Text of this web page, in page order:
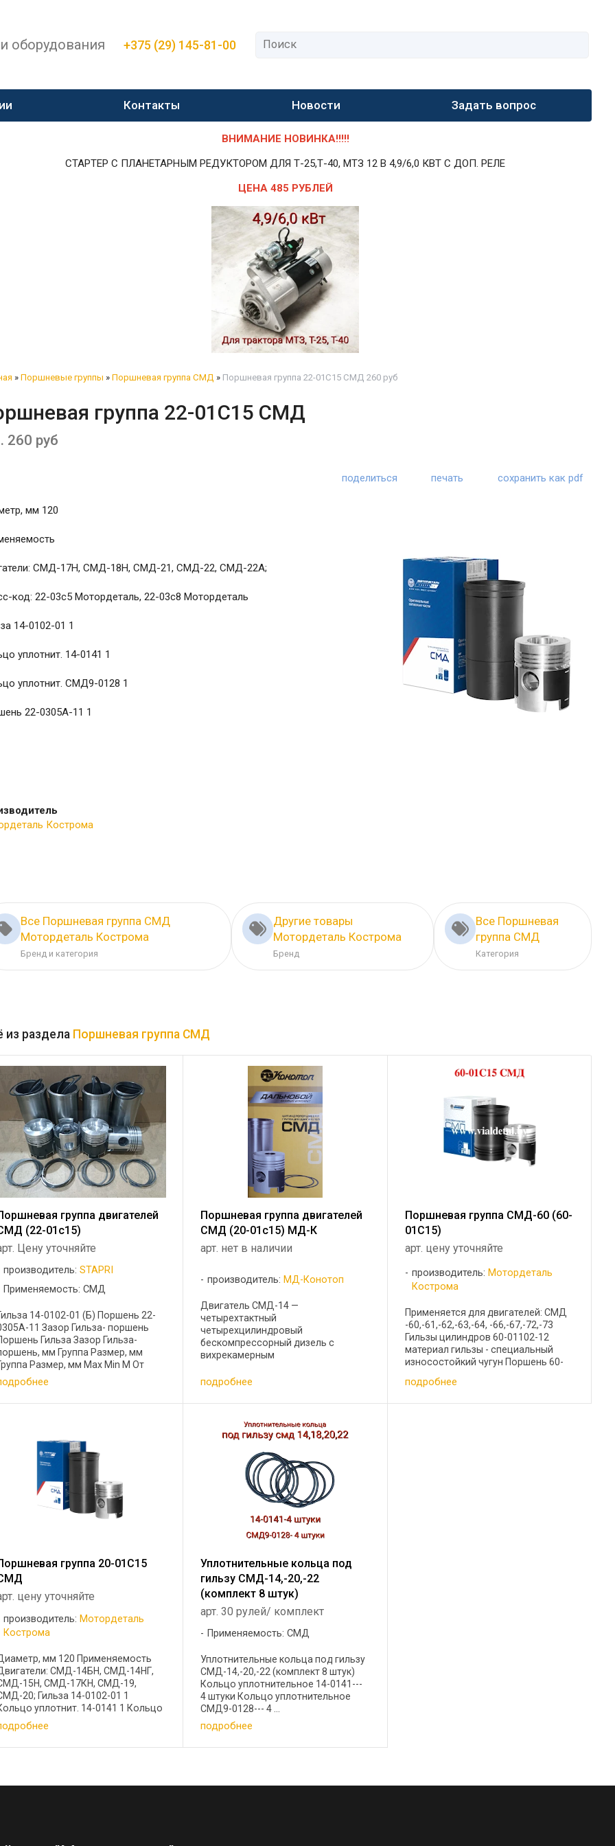
оборудования +375 (29) 145-81-00
Контакты Новости Задать вопрос
ВНИМАНИЕ НОВИНКА!!!!!
СТАРТЕР С ПЛАНЕТАРНЫМ РЕДУКТОРОМ ДЛЯ Т-25,Т-40, МТЗ 12 В 4,9/6,0 КВТ С ДОП. РЕЛЕ
ЦЕНА 485 РУБЛЕЙ
» Поршневые группы » Поршневая группа СМД » Поршневая группа 22-01С15 СМД 260 руб
группа 22-01С15 СМД
260 руб
поделиться печать сохранить как pdf
мм 120
СМД-17Н, СМД-18Н, СМД-21, СМД-22, СМД-22А;
код: 22-03с5 Мотордеталь, 22-03с8 Мотордеталь
14-0102-01 1
уплотнит. 14-0141 1
уплотнит. СМД9-0128 1
22-0305А-11 1
Кострома
Все Поршневая группа СМД
Мотордеталь Кострома
Бренд и категория
Другие товары
Мотордеталь Кострома
Бренд
Все Поршневая
группа СМД
Категория
из раздела Поршневая группа СМД
группа двигателей
(22-01с15)
Цену уточняйте
производитель: STAPRI
Применяемость: СМД
14-0102-01 (Б) Поршень 22-
11 Зазор Гильза- поршень
Гильза Зазор Гильза-
мм Группа Размер, мм
Размер, мм Max Min М От
до 119,80 М От 120,00 до
0,24 0,20 С Св. 119,80 до
С Св. 120,02 до 120,04 ...
Поршневая группа двигателей
СМД (20-01с15) МД-К
арт. нет в наличии
производитель: МД-Конотоп
Двигатель СМД-14 —
четырехтактный
четырехцилиндровый
бескомпрессорный дизель с
вихрекамерным
мощность двигателя 75 л. с. при
Двигатель СМД-14 и его
Харьковским ...
подробнее
Поршневая группа СМД-60 (60-
01С15)
арт. цену уточняйте
производитель: Мотордеталь
Кострома
Применяется для двигателей: СМД
-60,-61,-62,-63,-64, -66,-67,-72,-73
Гильзы цилиндров 60-01102-12
материал гильзы - специальный
износостойкий чугун Поршень 60-
Зазор Гильза- поршень: Поршень
подробнее
группа 20-01С15
цену уточняйте
производитель: Мотордеталь
Кострома
мм 120 Применяемость
СМД-14БН, СМД-14НГ,
15Н, СМД-17КН, СМД-19,
20; Гильза 14-0102-01 1
уплотнит. 14-0141 1 Кольцо
СМД9-0128 1 Поршень 20-
11 ...
Уплотнительные кольца под
гильзу СМД-14,-20,-22
(комплект 8 штук)
арт. 30 рулей/ комплект
Применяемость: СМД
Уплотнительные кольца под гильзу
СМД-14,-20,-22 (комплект 8 штук)
Кольцо уплотнительное 14-0141---
4 штуки Кольцо уплотнительное
СМД9-0128--- 4 ...
подробнее